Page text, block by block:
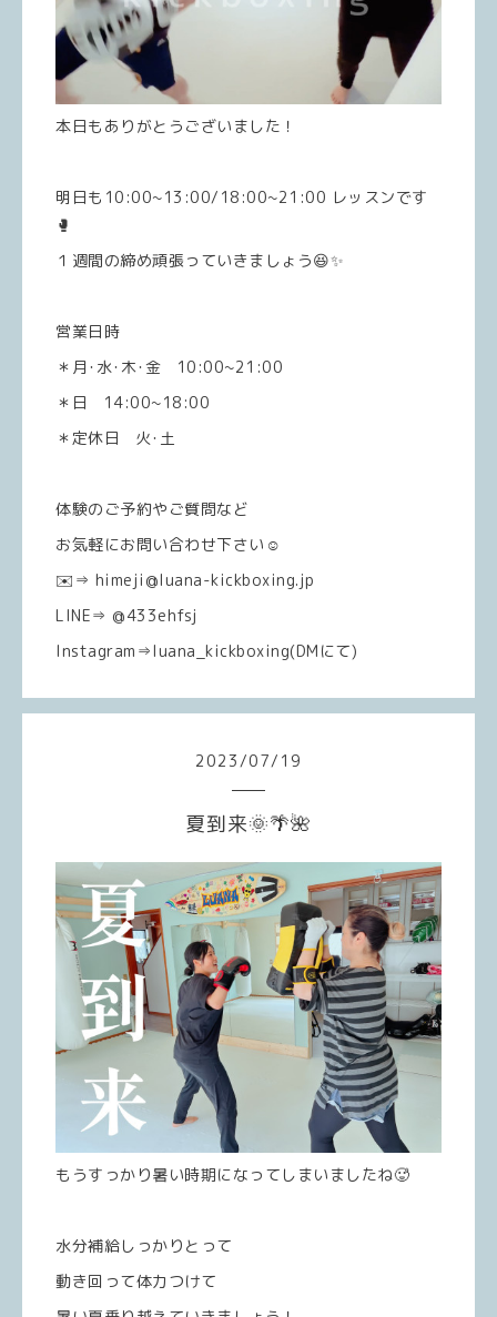
本日もありがとうございました！
明日も10:00~13:00/18:00~21:00 レッスンです
🥊
１週間の締め頑張っていきましょう😆✨
営業日時
＊月･水･木･金 10:00~21:00
＊日 14:00~18:00
＊定休日 火･土
体験のご予約やご質問など
お気軽にお問い合わせ下さい☺️
✉️⇒ himeji@luana-kickboxing.jp
LINE⇒ @433ehfsj
Instagram⇒luana_kickboxing(DMにて)
2023/07/ 19
夏到来🌞🌴🌺
もうすっかり暑い時期になってしまいましたね🥵
水分補給しっかりとって
動き回って体力つけて